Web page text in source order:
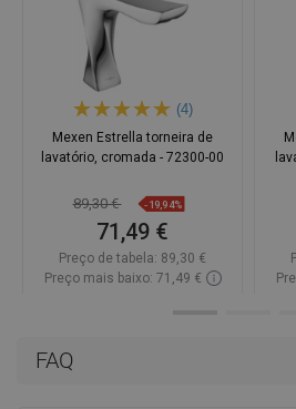
FAQ
(4)
Mexen Estrella torneira de
lavatório, cromada - 72300-00
89,30 € -19,94%
71,49 €
Preço de tabela: 89,30 €
Preço mais baixo: 71,49 €